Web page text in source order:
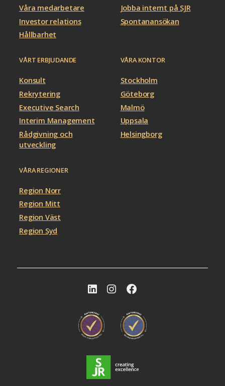
Våra medarbetare
Investor relations
Hållbarhet
Jobba internt på SJR
Spontanansökan
VÅRT ERBJUDANDE
Konsult
Rekrytering
Executive Search
Interim Management
Rådgivning och
utveckling
VÅRA KONTOR
Stockholm
Göteborg
Malmö
Uppsala
Helsingborg
VÅRA REGIONER
Region Norr
Region Mitt
Region Väst
Region Syd